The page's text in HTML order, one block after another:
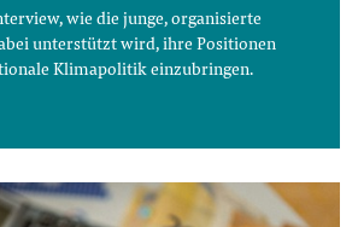
wie die junge, organisierte
unterstützt wird, ihre Positionen
Klimapolitik einzubringen.